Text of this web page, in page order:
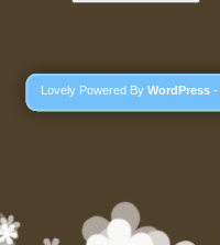
Lovely Powered By WordPress -